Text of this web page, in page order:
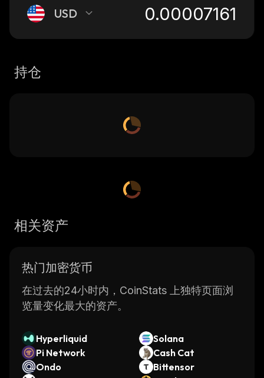
USD
持仓
相关资产
热门加密货币
在过去的24小时内，CoinStats 上独特页面浏
览量变化最大的资产。
Hyperliquid
Solana
Pi Network
Cash Cat
Ondo
Bittensor